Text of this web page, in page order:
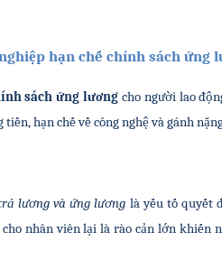
hạn chế chính sách ứng
sách ứng lương cho người lao
hạn chế về công nghệ và gánh
lương và ứng lương là yếu tố quyết
nhân viên lại là rào cản lớn khiến